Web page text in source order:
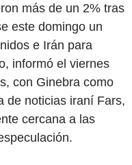
más de un 2% tras
este domingo un
e Irán para
informó el viernes
con Ginebra como
de noticias iraní Fars,
cercana a las